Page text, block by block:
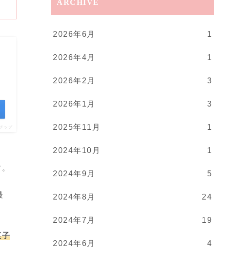
ップ
子
ARCHIVE
2026年6月 1
2026年4月 1
2026年2月 3
2026年1月 3
2025年11月 1
2024年10月 1
2024年9月 5
2024年8月 24
2024年7月 19
2024年6月 4